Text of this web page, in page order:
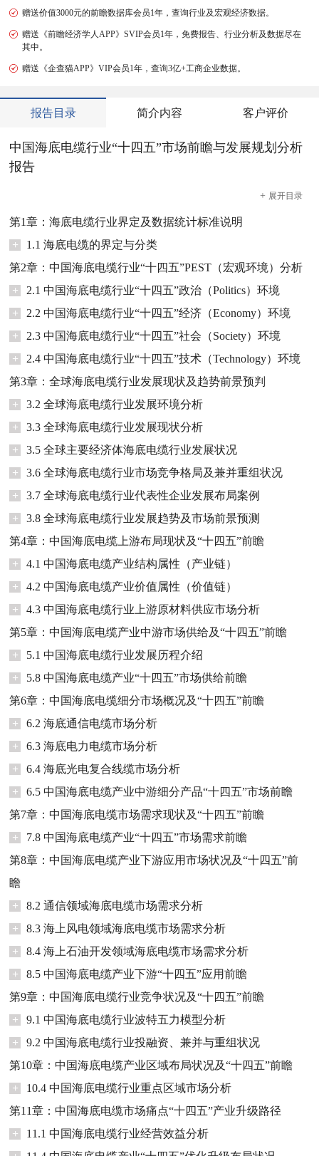
赠送价值3000元的前瞻数据库会员1年，查询行业及宏观经济数据。
赠送《前瞻经济学人APP》SVIP会员1年，免费报告、行业分析及数据尽在
其中。
赠送《企查猫APP》VIP会员1年，查询3亿+工商企业数据。
报告目录 简介内容 客户评价
中国海底电缆行业“十四五”市场前瞻与发展规划分析
报告
+ 展开目录
第1章：海底电缆行业界定及数据统计标准说明
+
1.1 海底电缆的界定与分类
第2章：中国海底电缆行业“十四五”PEST（宏观环境）分析
+
2.1 中国海底电缆行业“十四五”政治（Politics）环境
+
2.2 中国海底电缆行业“十四五”经济（Economy）环境
+
2.3 中国海底电缆行业“十四五”社会（Society）环境
+
2.4 中国海底电缆行业“十四五”技术（Technology）环境
第3章：全球海底电缆行业发展现状及趋势前景预判
+
3.2 全球海底电缆行业发展环境分析
+
3.3 全球海底电缆行业发展现状分析
+
3.5 全球主要经济体海底电缆行业发展状况
+
3.6 全球海底电缆行业市场竞争格局及兼并重组状况
+
3.7 全球海底电缆行业代表性企业发展布局案例
+
3.8 全球海底电缆行业发展趋势及市场前景预测
第4章：中国海底电缆上游布局现状及“十四五”前瞻
+
4.1 中国海底电缆产业结构属性（产业链）
+
4.2 中国海底电缆产业价值属性（价值链）
+
4.3 中国海底电缆行业上游原材料供应市场分析
第5章：中国海底电缆产业中游市场供给及“十四五”前瞻
+
5.1 中国海底电缆行业发展历程介绍
+
5.8 中国海底电缆产业“十四五”市场供给前瞻
第6章：中国海底电缆细分市场概况及“十四五”前瞻
+
6.2 海底通信电缆市场分析
+
6.3 海底电力电缆市场分析
+
6.4 海底光电复合线缆市场分析
+
6.5 中国海底电缆产业中游细分产品“十四五”市场前瞻
第7章：中国海底电缆市场需求现状及“十四五”前瞻
+
7.8 中国海底电缆产业“十四五”市场需求前瞻
第8章：中国海底电缆产业下游应用市场状况及“十四五”前
瞻
+
8.2 通信领域海底电缆市场需求分析
+
8.3 海上风电领域海底电缆市场需求分析
+
8.4 海上石油开发领域海底电缆市场需求分析
+
8.5 中国海底电缆产业下游“十四五”应用前瞻
第9章：中国海底电缆行业竞争状况及“十四五”前瞻
+
9.1 中国海底电缆行业波特五力模型分析
+
9.2 中国海底电缆行业投融资、兼并与重组状况
第10章：中国海底电缆产业区域布局状况及“十四五”前瞻
+
10.4 中国海底电缆行业重点区域市场分析
第11章：中国海底电缆市场痛点“十四五”产业升级路径
+
11.1 中国海底电缆行业经营效益分析